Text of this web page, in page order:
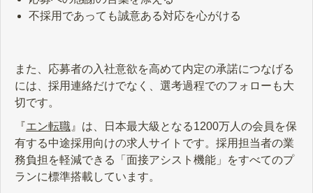
不採用であっても誠意ある対応を心がける
また、応募者の入社意欲を高めて内定の承諾につなげる
には、採用連絡だけでなく、選考過程でのフォローも大
切です。
『エン転職 』は、日本最大級となる1200万人の会員を保
有する中途採用向けの求人サイトです。採用担当者の業
務負担を軽減できる「面接アシスト機能」をすべてのプ
ランに標準搭載しています。